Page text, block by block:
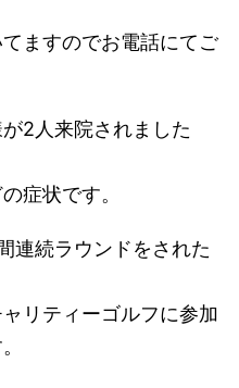
ますのでお電話にてご
2人来院されました
症状です。
連続ラウンドをされた
リティーゴルフに参加